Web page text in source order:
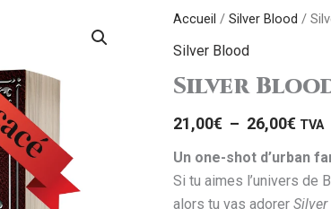
r
Accueil / Silver Blood /
Silver Blood
Silver
21,00€ – 26,00€ TVA
Un one-shot d’urban
Si tu aimes l’univers de
alors tu vas adorer Silver
quantité
de
Blood